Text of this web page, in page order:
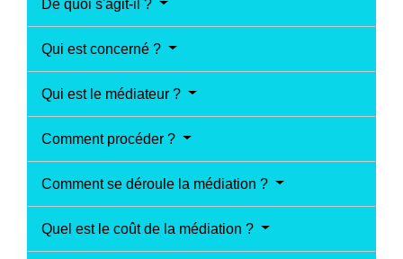
De quoi s'agit-il ?
Qui est concerné ?
Qui est le médiateur ?
Comment procéder ?
Comment se déroule la médiation ?
Quel est le coût de la médiation ?